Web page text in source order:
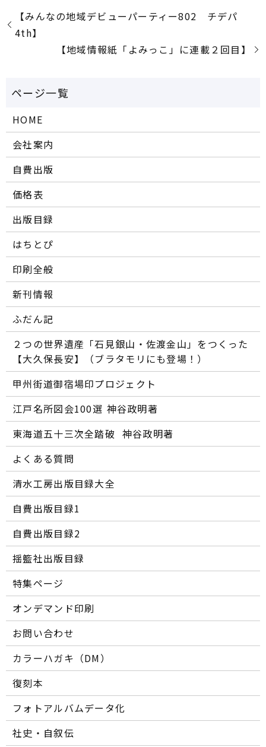
【みんなの地域デビューパーティー802 チデパ
4th】
【地域情報紙「よみっこ」に連載２回目】
HOME
会社案内
自費出版
価格表
出版目録
はちとぴ
印刷全般
新刊情報
ふだん記
２つの世界遺産「石見銀山・佐渡金山」をつくった
【大久保長安】（ブラタモリにも登場！）
甲州街道御宿場印プロジェクト
江戸名所図会100選―― 神谷政明著
東海道五十三次全踏破 ―― 神谷政明著
よくある質問
清水工房出版目録大全
自費出版目録1
自費出版目録2
揺籃社出版目録
特集ページ
オンデマンド印刷
お問い合わせ
カラーハガキ（DM）
復刻本
フォトアルバムデータ化
社史・自叙伝